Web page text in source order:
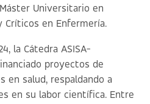
Universitario en
Críticos en Enfermería.
la Cátedra ASISA-
proyectos de
en salud, respaldando a
en su labor científica. Entre